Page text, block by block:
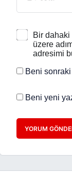
Bir dahaki
üzere
adresimi
Beni
Beni yeni
YORUM